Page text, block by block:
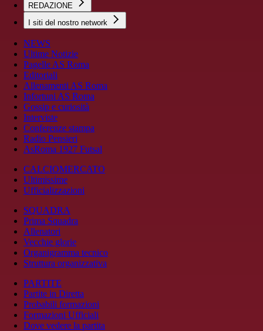
REDAZIONE
I siti del nostro network
NEWS
Ultime Notizie
Pagelle AS Roma
Editoriali
Allenamenti AS Roma
Infortuni AS Roma
Gossip e curiosità
Interviste
Conferenze stampa
Radio Pensieri
AsRoma 1927 Futsal
CALCIOMERCATO
Ultimissime
Ufficializzazioni
SQUADRA
Prima Squadra
Allenatori
Vecchie glorie
Organigramma tecnico
Struttura organizzativa
PARTITE
Partite in Diretta
Probabili formazioni
Formazioni Ufficiali
Dove vedere la partita